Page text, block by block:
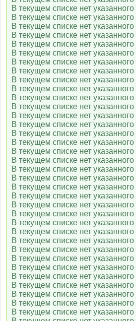
В текущем списке нет
В текущем списке нет
В текущем списке нет
В текущем списке нет
В текущем списке нет
В текущем списке нет
В текущем списке нет
В текущем списке нет
В текущем списке нет
В текущем списке нет
В текущем списке нет
В текущем списке нет
В текущем списке нет
В текущем списке нет
В текущем списке нет
В текущем списке нет
В текущем списке нет
В текущем списке нет
В текущем списке нет
В текущем списке нет
В текущем списке нет
В текущем списке нет
В текущем списке нет
В текущем списке нет
В текущем списке нет
В текущем списке нет
В текущем списке нет
В текущем списке нет
В текущем списке нет
В текущем списке нет
В текущем списке нет
В текущем списке нет
В текущем списке нет
В текущем списке нет
В текущем списке нет